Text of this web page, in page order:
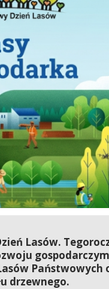
Lasów.
Państwowych
drzewnego.